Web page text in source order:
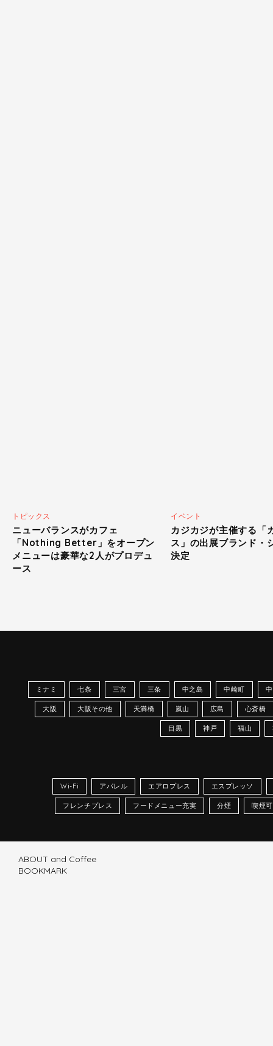
トピックス
ニューバランスがカフェ
「Nothing Better」をオープン
メニューは豪華な2人がプロデュ
ース
イベント
カジカジが主催する「
ス」の出展ブランド・
決定
ミナミ 七条 三宮 三条 中之島 中崎町
大阪 大阪その他 天満橋 嵐山 広島 心斎橋
目黒 神戸 福山
Wi-Fi アパレル エアロプレス エスプレッソ
フレンチプレス フードメニュー充実 分煙 喫煙可
ABOUT and Coffee
BOOKMARK